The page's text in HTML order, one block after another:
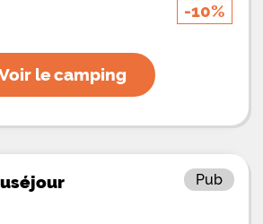
-10%
le camping
Pub